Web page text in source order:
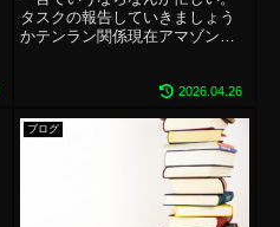
タスクの報告していきましょう
かテンラン関係現在アマゾンギ
ましたので、アクキーのリンク
週末くらいには動かそうかなっ
2026.04.26
ブログ